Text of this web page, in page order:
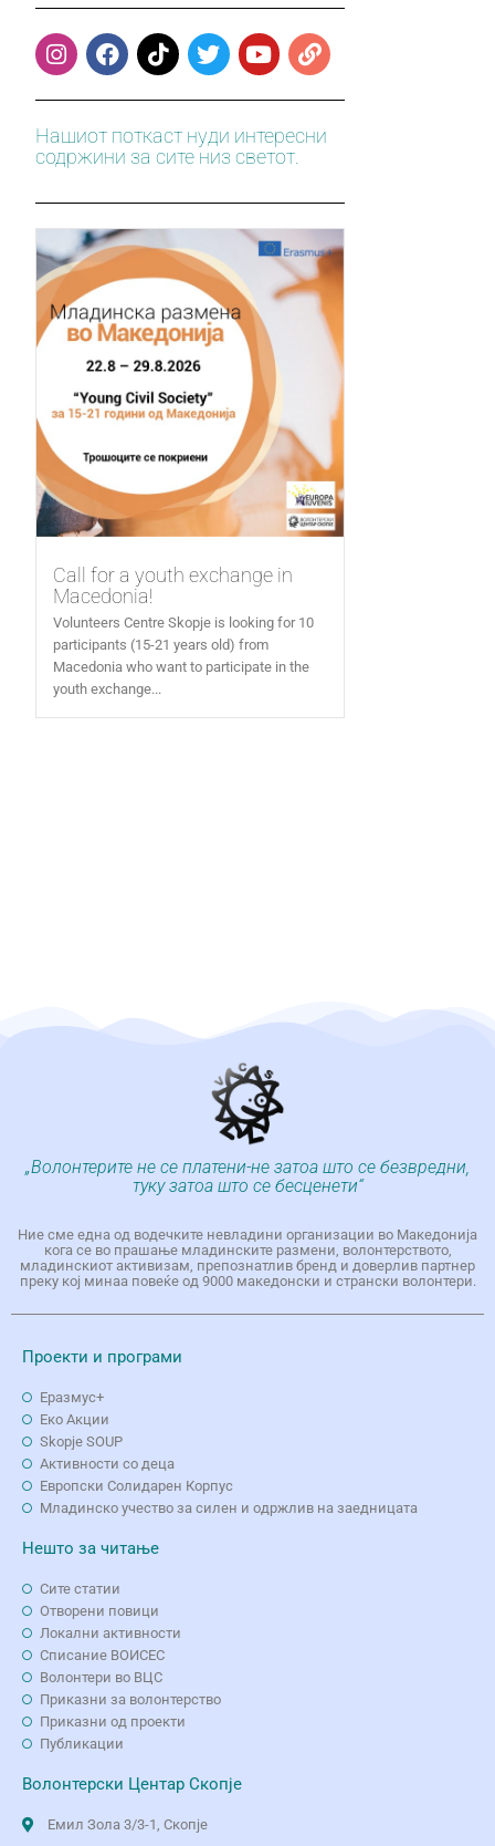
Нашиот поткаст нуди интересни
содржини за сите низ светот.
Call for a youth exchange in
Macedonia!
Volunteers Centre Skopje is looking for 10
participants (15-21 years old) from
Macedonia who want to participate in the
youth exchange...
„Волонтерите не се платени-не затоа што се безвредни,
туку затоа што се бесценети“
Ние сме една од водечките невладини организации во Македонија
кога се во прашање младинските размени, волонтерството,
младинскиот активизам, препознатлив бренд и доверлив партнер
преку кој минаа повеќе од 9000 македонски и странски волонтери.
Проекти и програми
Еразмус+
Еко Aкции
Skopje SOUP
Активности со деца
Европски Солидарен Корпус
Младинско учество за силен и одржлив на заедницата
Нешто за читање
Сите статии
Отворени повици
Локални активности
Списание ВОИСЕС
Волонтери во ВЦС
Приказни за волонтерство
Приказни од проекти
Публикации
Волонтерски Центар Скопје
Емил Зола 3/3-1, Скопје